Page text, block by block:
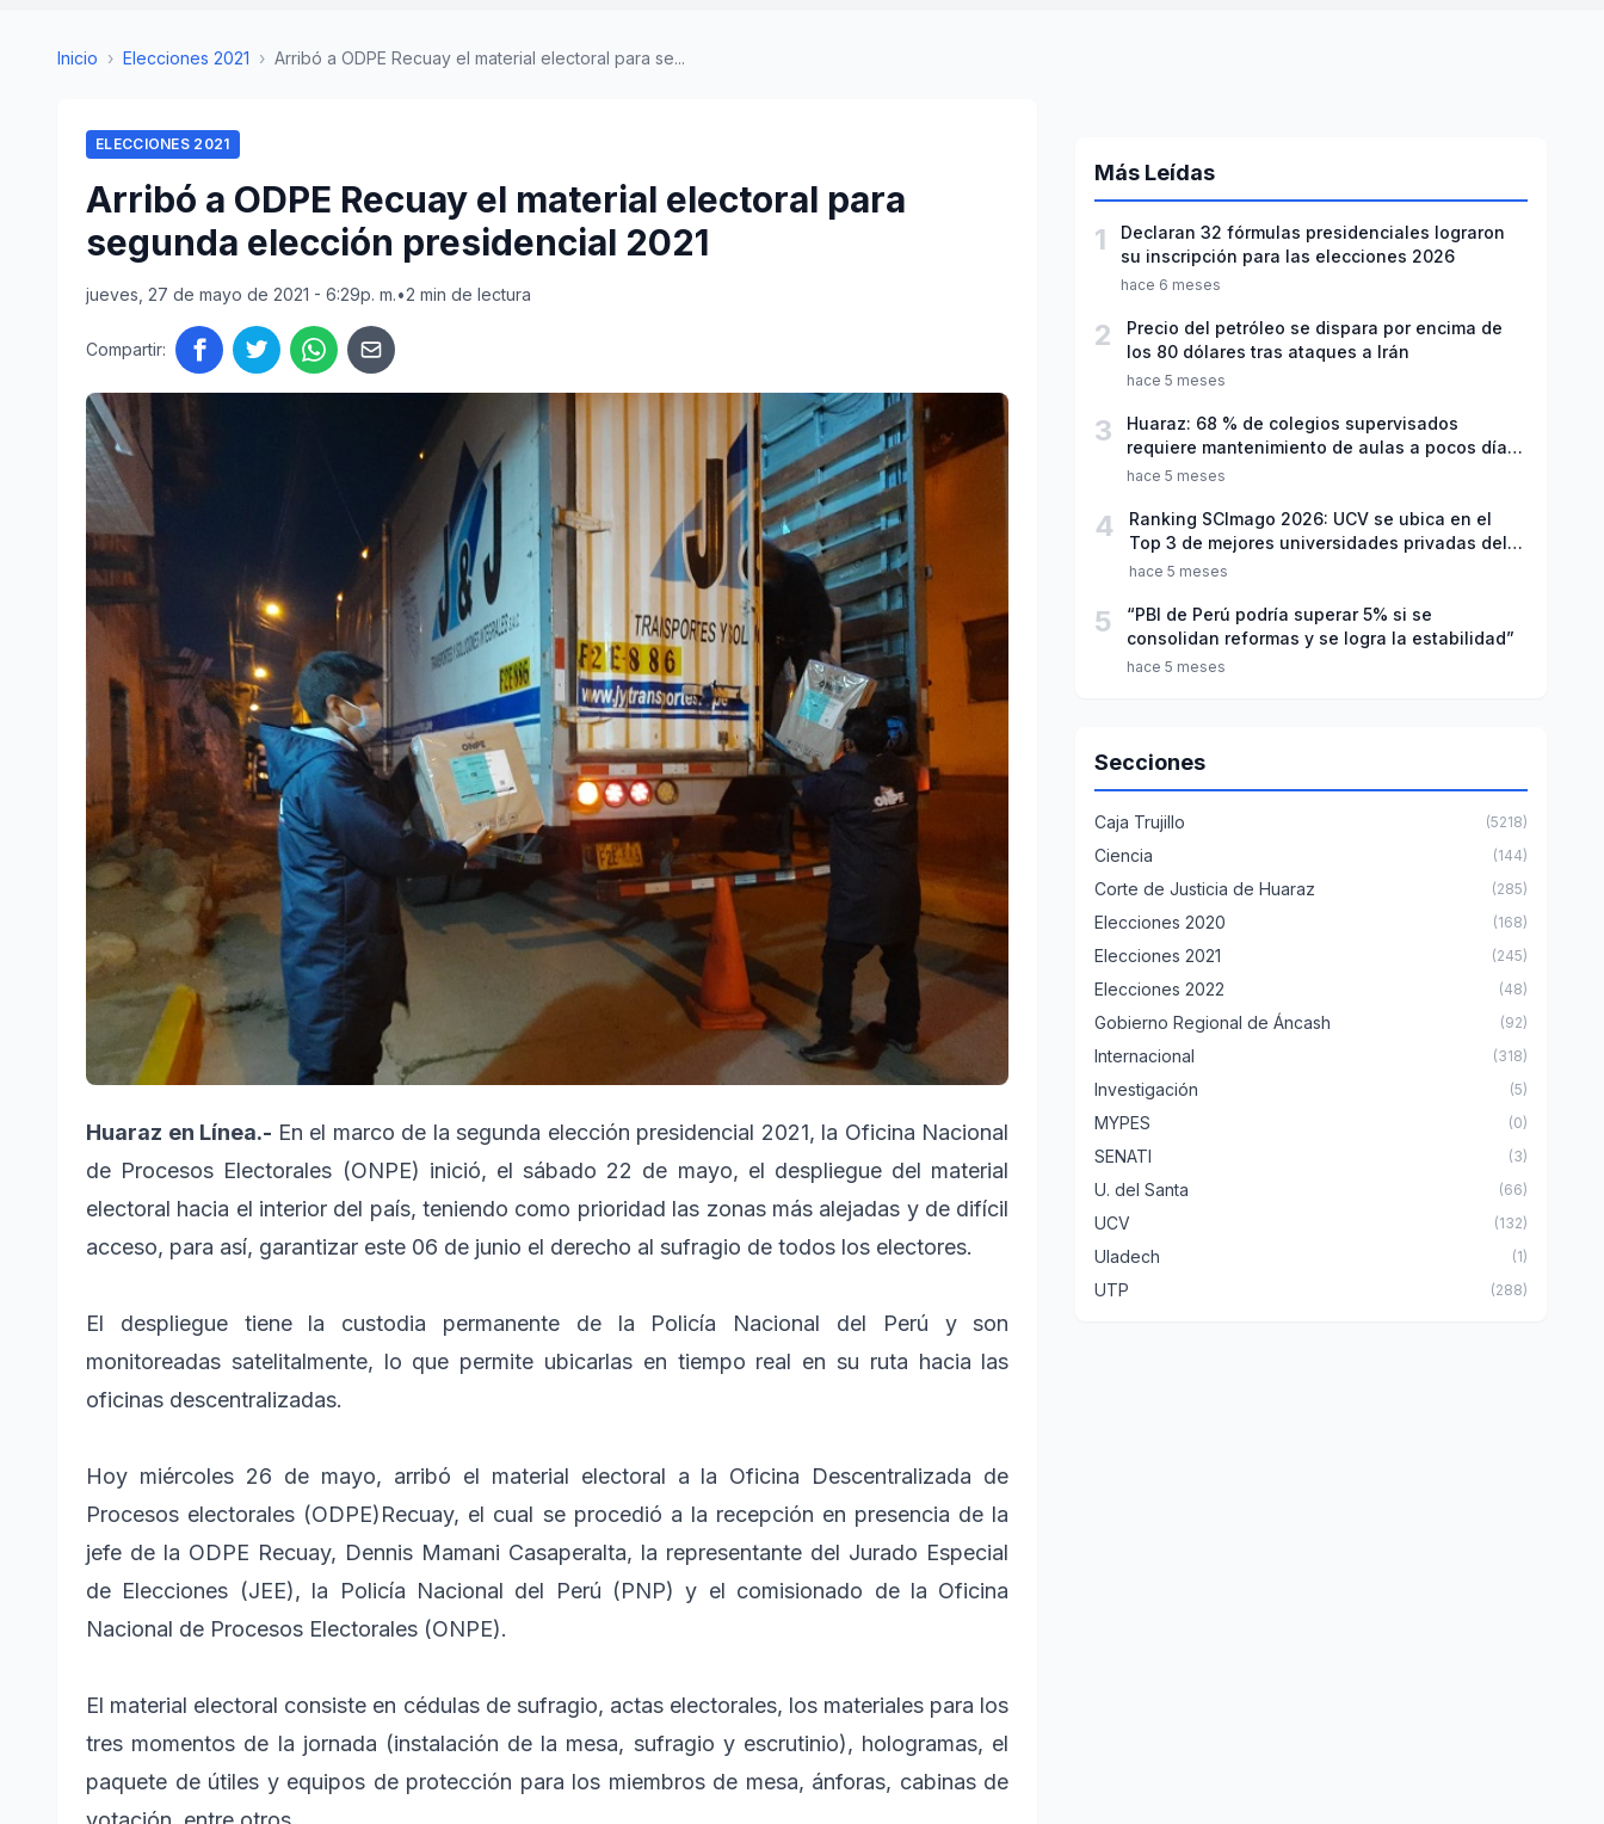
Inicio › Elecciones 2021 › Arribó a ODPE Recuay el material electoral para se...
ELECCIONES 2021
Arribó a ODPE Recuay el material electoral para
segunda elección presidencial 2021
jueves, 27 de mayo de 2021 - 6:29p. m.•2 min de lectura
Compartir:
Huaraz en Línea.- En el marco de la segunda elección presidencial 2021, la Oficina Nacional
de Procesos Electorales (ONPE) inició, el sábado 22 de mayo, el despliegue del material
electoral hacia el interior del país, teniendo como prioridad las zonas más alejadas y de difícil
acceso, para así, garantizar este 06 de junio el derecho al sufragio de todos los electores.
El despliegue tiene la custodia permanente de la Policía Nacional del Perú y son
monitoreadas satelitalmente, lo que permite ubicarlas en tiempo real en su ruta hacia las
oficinas descentralizadas.
Hoy miércoles 26 de mayo, arribó el material electoral a la Oficina Descentralizada de
Procesos electorales (ODPE)Recuay, el cual se procedió a la recepción en presencia de la
jefe de la ODPE Recuay, Dennis Mamani Casaperalta, la representante del Jurado Especial
de Elecciones (JEE), la Policía Nacional del Perú (PNP) y el comisionado de la Oficina
Nacional de Procesos Electorales (ONPE).
El material electoral consiste en cédulas de sufragio, actas electorales, los materiales para los
tres momentos de la jornada (instalación de la mesa, sufragio y escrutinio), hologramas, el
paquete de útiles y equipos de protección para los miembros de mesa, ánforas, cabinas de
Más Leídas
1
Declaran 32 fórmulas presidenciales lograron
su inscripción para las elecciones 2026
hace 6 meses
2
Precio del petróleo se dispara por encima de
los 80 dólares tras ataques a Irán
hace 5 meses
3
Huaraz: 68 % de colegios supervisados
requiere mantenimiento de aulas a pocos días
de inicio del año escolar 2026
hace 5 meses
4
Ranking SCImago 2026: UCV se ubica en el
Top 3 de mejores universidades privadas del
Perú
hace 5 meses
5
“PBI de Perú podría superar 5% si se
consolidan reformas y se logra la estabilidad”
hace 5 meses
Secciones
Caja Trujillo (5218)
Ciencia (144)
Corte de Justicia de Huaraz (285)
Elecciones 2020 (168)
Elecciones 2021 (245)
Elecciones 2022 (48)
Gobierno Regional de Áncash (92)
Internacional (318)
Investigación (5)
MYPES (0)
SENATI (3)
U. del Santa (66)
UCV (132)
Uladech (1)
UTP (288)